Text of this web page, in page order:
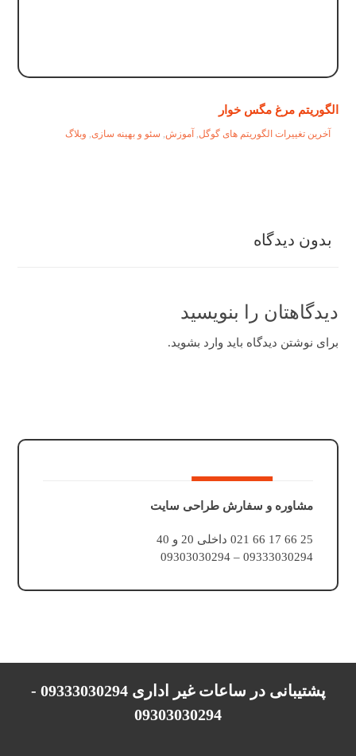
الگوریتم مرغ مگس خوار
آخرین تغییرات الگوریتم های گوگل ,آموزش سئو و بهینه سازی وبلاگ
بدون دیدگاه
دیدگاهتان را بنویسید
برای نوشتن دیدگاه باید وارد بشوید.
مشاوره و سفارش طراحی سایت
25 66 17 66 021 داخلی 20 و 40
09333030294 – 09303030294
پشتیبانی در ساعات غیر اداری 09333030294 -
09303030294